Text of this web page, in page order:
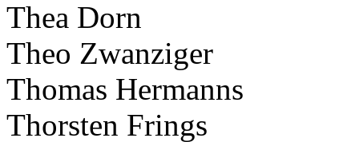
Thea Dorn
Theo Zwanziger
Thomas Hermanns
Thorsten Frings